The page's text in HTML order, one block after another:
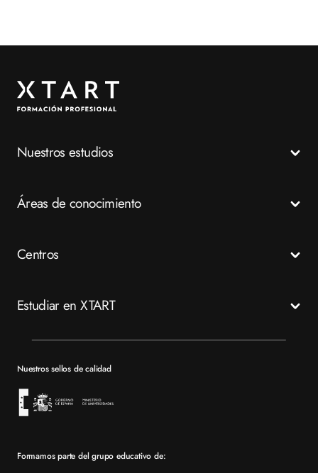
Nuestros estudios
Grados Medios
Especializaciones
Áreas de conocimiento
Emergencias
Tech
Centros
Murcia
Estudiar en XTART
Bolsa de empleo
Por qué elegir XTART
Nuestros sellos de calidad
Formamos parte del grupo educativo de: